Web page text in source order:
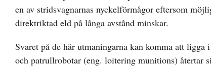
en av stridsvagnarnas nyckelförmågor eftersom
direktriktad eld på långa avstånd minskar.
Svaret på de här utmaningarna kan komma att
och patrullrobotar (eng. loitering munitions) återtar